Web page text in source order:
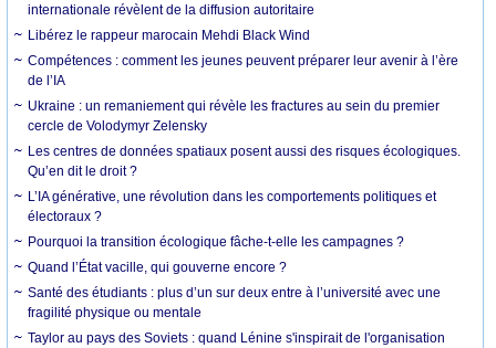
internationale révèlent de la diffusion autoritaire
Libérez le rappeur marocain Mehdi Black Wind
Compétences : comment les jeunes peuvent préparer leur avenir à l’ère
de l’IA
Ukraine : un remaniement qui révèle les fractures au sein du premier
cercle de Volodymyr Zelensky
Les centres de données spatiaux posent aussi des risques écologiques.
Qu’en dit le droit ?
L’IA générative, une révolution dans les comportements politiques et
électoraux ?
Pourquoi la transition écologique fâche-t-elle les campagnes ?
Quand l’État vacille, qui gouverne encore ?
Santé des étudiants : plus d’un sur deux entre à l’université avec une
fragilité physique ou mentale
Taylor au pays des Soviets : quand Lénine s'inspirait de l'organisation